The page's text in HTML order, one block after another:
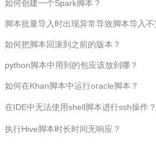
如何创建一个Spark脚本？
脚本批量导入时出现异常导致脚本导入不
如何把脚本回滚到之前的版本？
python脚本中用到的包应该放到哪？
如何在Khan脚本中运行oracle脚本？
在IDE中无法使用shell脚本进行ssh操作？
执行Hive脚本时长时间无响应？